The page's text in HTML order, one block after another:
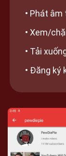
• Phát
• Xem/
• Tải
• Đăng ký